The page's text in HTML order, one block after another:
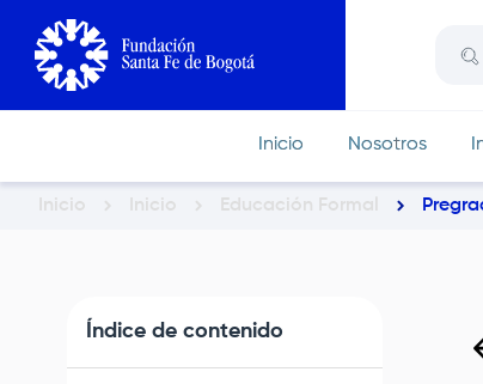
contenido
Inicio Nosotros
Inicio Inicio Educación Formal
Índice de contenido